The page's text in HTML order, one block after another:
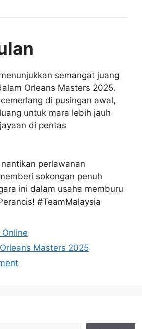
semangat juang
Orleans Masters 2025.
di pusingan awal,
untuk mara lebih jauh
di pentas
perlawanan
sokongan penuh
ini dalam usaha memburu
#TeamMalaysia
Masters 2025